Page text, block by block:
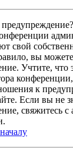
свой
вы
Учтите, что
к
Если вы не
свяжитесь с